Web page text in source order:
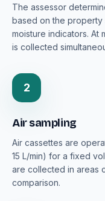
The assessor
based on the property
moisture indicators. At
is collected
2
Air sampling
Air cassettes are
15 L/min) for a fixed
are collected in areas
comparison.